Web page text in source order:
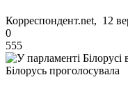
Корреспондент.net, 12
0
555
Білорусь проголосувала